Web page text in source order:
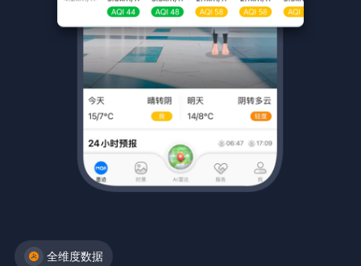
全维度数据